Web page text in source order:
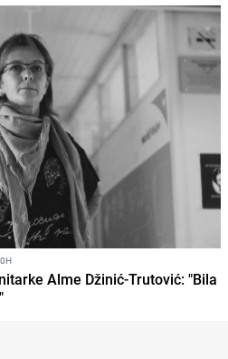
Alme Džinić-Trutović: "Bila